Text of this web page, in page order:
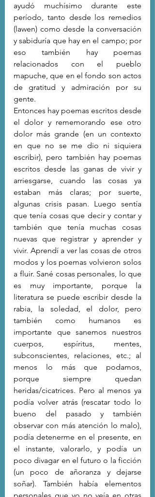
ayudó muchísimo durante este
período, tanto desde los remedios
(lawen) como desde la conversación
y sabiduría que hay en el campo; por
eso también hay poemas
relacionados con el pueblo
mapuche, que en el fondo son actos
de gratitud y admiración por su
gente.
Entonces hay poemas escritos desde
el dolor y rememorando ese otro
dolor más grande (en un contexto
en que no se me dio ni siquiera
escribir), pero también hay poemas
escritos desde las ganas de vivir y
arriesgarse, cuando las cosas ya
estaban más claras; por suerte,
algunas crisis pasan. Luego sentía
que tenía cosas que decir y contar y
también que tenía muchas cosas
nuevas que registrar y aprender y
vivir. Aprendí a ver las cosas de otros
modos y los poemas volvieron solos
a fluir. Sané cosas personales, lo que
es muy importante, porque la
literatura se puede escribir desde la
rabia, la soledad, el dolor, pero
también como humanos es
importante que sanemos nuestros
cuerpos, espíritus, mentes,
subconscientes, relaciones, etc.; al
menos lo más que podamos,
porque siempre quedan
heridas/cicatrices. Pero al menos ya
podía volver atrás (rescatar todo lo
bueno del pasado y también
observar con más atención lo malo),
podía detenerme en el presente, en
el instante, valorarlo, y podía un
poco divagar en el futuro o la ficción
(un poco de añoranza y dejarse
soñar). También había elementos